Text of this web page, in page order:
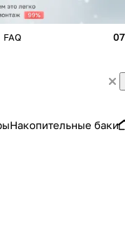
FAQ
Накопительные баки